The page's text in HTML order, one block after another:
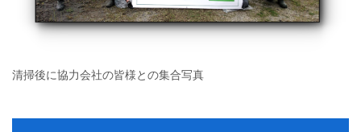
清掃後に協力会社の皆様との集合写真